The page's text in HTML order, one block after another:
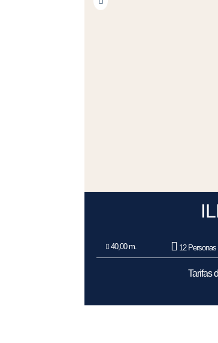
40,00 m. 12 Personas
Tarifas